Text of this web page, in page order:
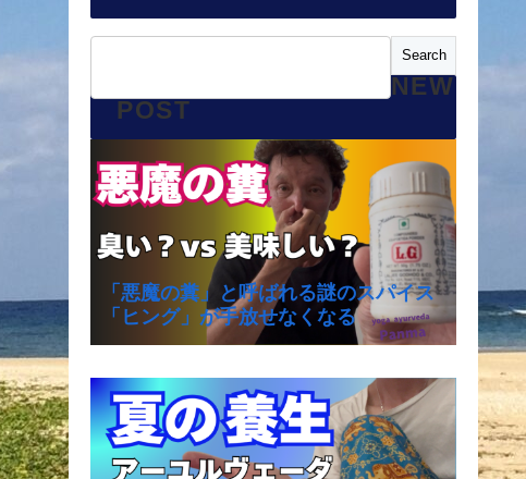
NEW
POST
「悪魔の糞」と呼ばれる謎のスパイス
「ヒング」が手放せなくなる